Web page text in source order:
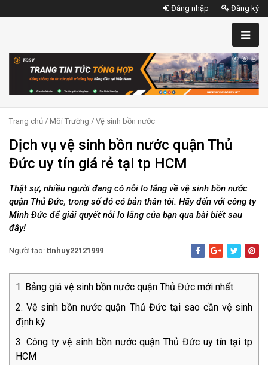
Đăng nhập Đăng ký
Trang chủ / Môi Trường / Vệ sinh bồn nước
Dịch vụ vệ sinh bồn nước quận Thủ
Đức uy tín giá rẻ tại tp HCM
Thật sự, nhiều người đang có nỗi lo lắng về vệ sinh bồn nước
quận Thủ Đức, trong số đó có bản thân tôi. Hãy đến với công ty
Minh Đức để giải quyết nỗi lo lắng của bạn qua bài biết sau
đây!
Người tạo: ttnhuy22121999
Bảng giá vệ sinh bồn nước quận Thủ Đức mới nhất
Vệ sinh bồn nước quận Thủ Đức tại sao cần vệ sinh
định kỳ
Công ty vệ sinh bồn nước quận Thủ Đức uy tín tại tp
HCM